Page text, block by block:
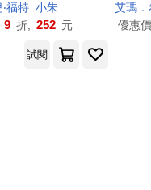
福特 小朱
9 折, 252 元
艾瑪．
優惠
試閱